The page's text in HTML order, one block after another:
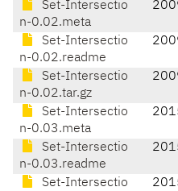
Set-Intersectio
n-0.02.meta
Set-Intersectio
n-0.02.readme
Set-Intersectio
n-0.02.tar.gz
Set-Intersectio
n-0.03.meta
Set-Intersectio
n-0.03.readme
Set-Intersectio